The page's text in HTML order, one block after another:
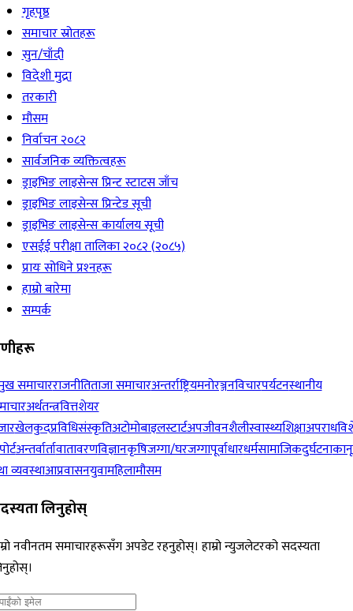
गृहपृष्ठ
समाचार स्रोतहरू
सुन/चाँदी
विदेशी मुद्रा
तरकारी
मौसम
निर्वाचन २०८२
सार्वजनिक व्यक्तित्वहरू
ड्राइभिङ लाइसेन्स प्रिन्ट स्टाटस जाँच
ड्राइभिङ लाइसेन्स प्रिन्टेड सूची
ड्राइभिङ लाइसेन्स कार्यालय सूची
एसईई परीक्षा तालिका २०८२ (२०८५)
प्रायः सोधिने प्रश्‍नहरू
हाम्रो बारेमा
सम्पर्क
समाचारराजनीतिताजा समाचारअन्तर्राष्ट्रियमनोरञ्जनविचारपर्यटनस्थानीय
अर्थतन्त्रवित्तशेयर
खेलकुदप्रविधिसंस्कृतिअटोमोबाइलस्टार्टअपजीवनशैलीस्वास्थ्यशिक्षाअपराध
अन्तर्वार्तावातावरणविज्ञानकृषिजग्गा/घरजग्गापूर्वाधारधर्मसामाजिकदुर्घटना
व्यवस्थाआप्रवासनयुवामहिलामौसम
लिनुहोस्
नवीनतम समाचारहरूसँग अपडेट रहनुहोस्। हाम्रो न्युजलेटरको सदस्यता